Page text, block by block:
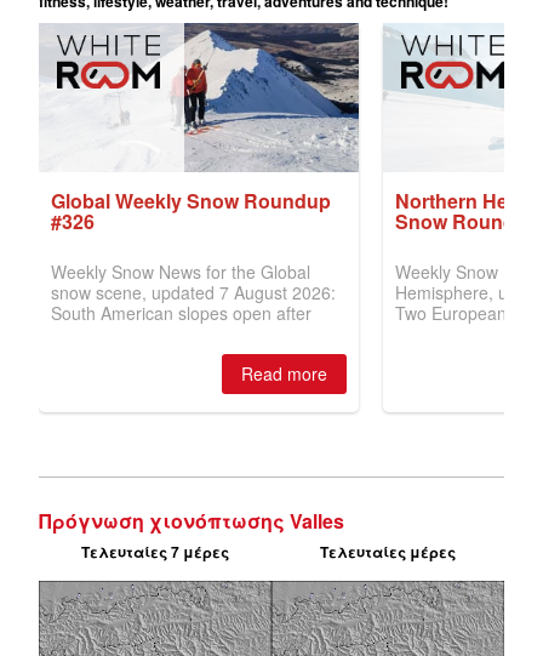
Πρόγνωση χιονόπτωσης Valles
Τελευταίες 7 μέρες Τελευταίες μέρες